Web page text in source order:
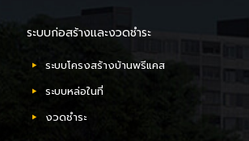
ระบบก่อสร้างและงวดชำระ
ระบบโครงสร้างบ้านพรีแคส
ระบบหล่อในที่
งวดชำระ